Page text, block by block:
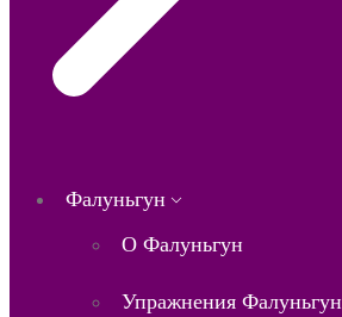
Фалуньгун
О Фалуньгун
Упражнения Фалуньгун